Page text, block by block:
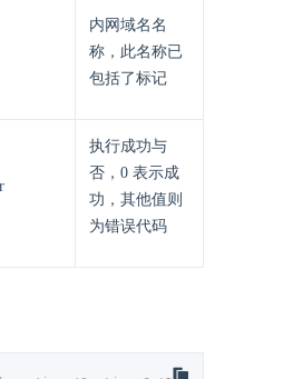
内网域名名
称，此名称已
包括了标记
执行成功与
否，0 表示成
功，其他值则
为错误代码